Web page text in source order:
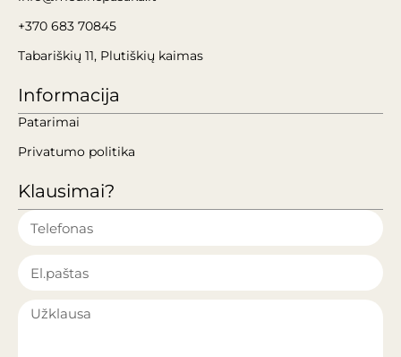
+370 683 70845
Tabariškių 11, Plutiškių kaimas
Informacija
Patarimai
Privatumo politika
Klausimai?